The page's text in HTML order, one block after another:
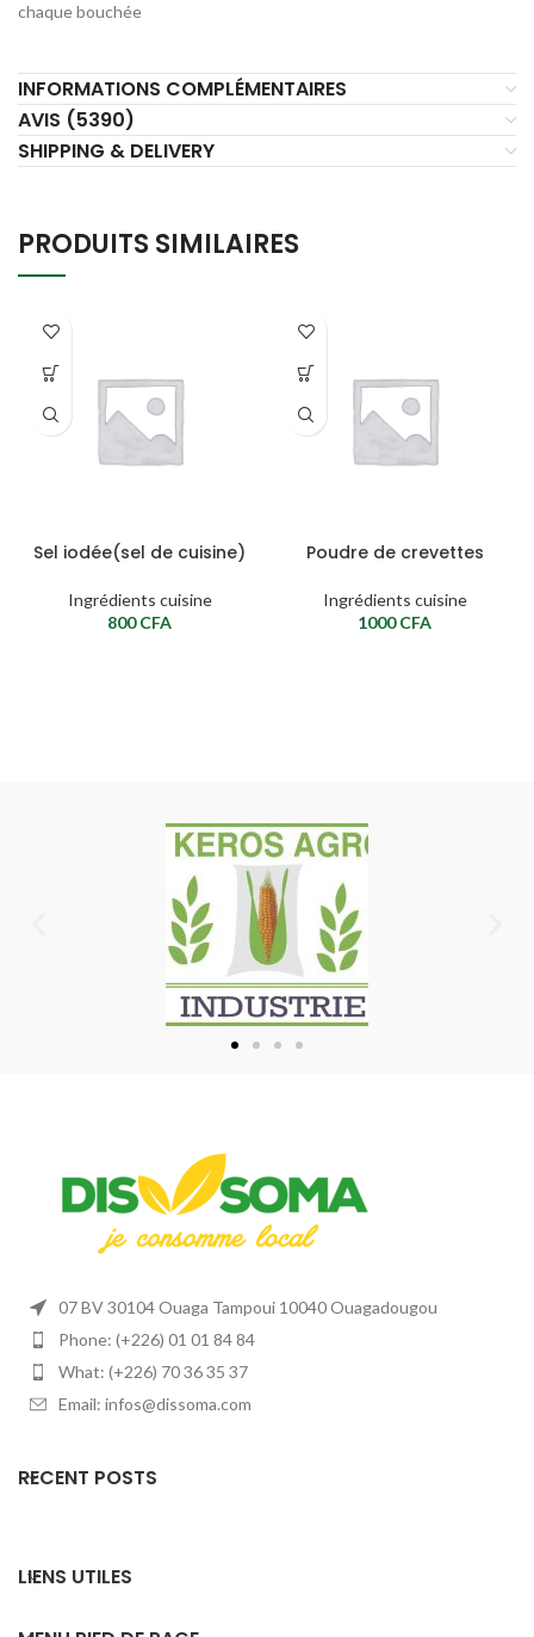
chaque bouchée
INFORMATIONS COMPLÉMENTAIRES
AVIS (5390)
SHIPPING & DELIVERY
PRODUITS SIMILAIRES
Sel iodée(sel de cuisine)
Ingrédients cuisine
800CFA
Poudre de crevettes
Ingrédients cuisine
1000CFA
07 BV 30104 Ouaga Tampoui 10040 Ouagadougou
Phone: (+226) 01 01 84 84
What: (+226) 70 36 35 37
Email: infos@dissoma.com
RECENT POSTS
LIENS UTILES